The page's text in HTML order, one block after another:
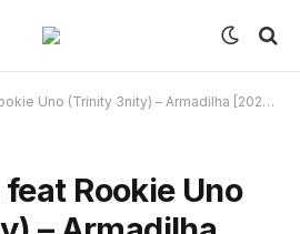
(Trinity 3nity) – Armadilha [2022] (Download MP3)
Rookie Uno